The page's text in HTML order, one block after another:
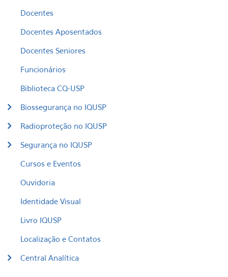
Docentes
Docentes Aposentados
Docentes Seniores
Funcionários
Biblioteca CQ-USP
Biossegurança no IQUSP
Radioproteção no IQUSP
Segurança no IQUSP
Cursos e Eventos
Ouvidoria
Identidade Visual
Livro IQUSP
Localização e Contatos
Central Analítica